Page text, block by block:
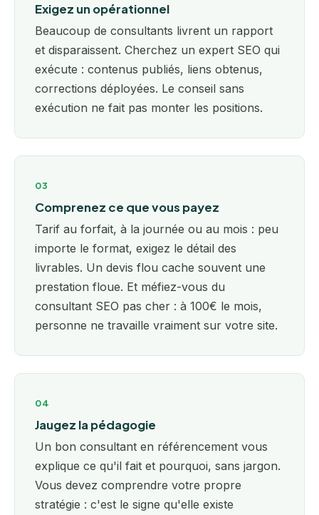
Exigez un opérationnel
Beaucoup de consultants livrent un rapport
et disparaissent. Cherchez un expert SEO qui
exécute : contenus publiés, liens obtenus,
corrections déployées. Le conseil sans
exécution ne fait pas monter les positions.
03
Comprenez ce que vous payez
Tarif au forfait, à la journée ou au mois : peu
importe le format, exigez le détail des
livrables. Un devis flou cache souvent une
prestation floue. Et méfiez-vous du
consultant SEO pas cher : à 100€ le mois,
personne ne travaille vraiment sur votre site.
04
Jaugez la pédagogie
Un bon consultant en référencement vous
explique ce qu'il fait et pourquoi, sans jargon.
Vous devez comprendre votre propre
stratégie : c'est le signe qu'elle existe